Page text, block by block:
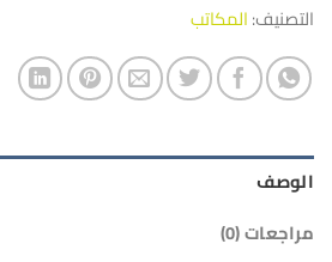
التصنيف:المكاتب
الوصف
مراجعات (0)